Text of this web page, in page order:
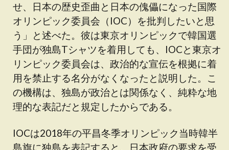
せ、日本の歴史歪曲と日本の傀儡になった国際
オリンピック委員会（IOC）を批判したいと思
う」と述べた。彼は東京オリンピックで韓国選
手団が独島Tシャツを着用しても、IOCと東京オ
リンピック委員会は、政治的な宣伝を根拠に着
用を禁止する名分がなくなったと説明した。こ
の機構は、独島が政治とは関係なく、純粋な地
理的な表記だと規定したからである。
IOCは2018年の平昌冬季オリンピック当時韓半
島旗に独島を表記すると、日本政府の要求を受